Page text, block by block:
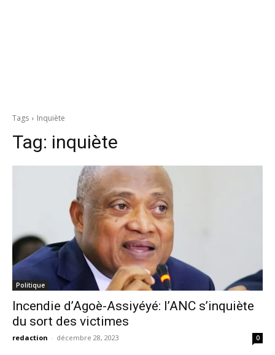
Tags Inquiète
Tag: inquiète
Politique
Incendie d’Agoè-Assiyéyé: l’ANC s’inquiète
du sort des victimes
redaction - décembre 28, 2023 0